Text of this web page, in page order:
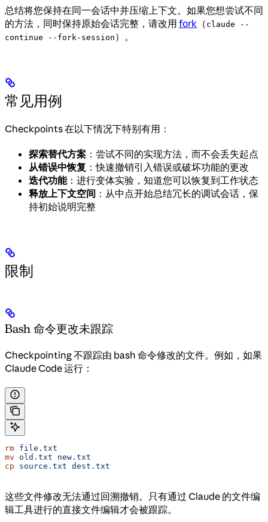
总结将您保持在同一会话中并压缩上下文。如果您想尝试不同
的方法，同时保持原始会话完整，请改用 fork （ claude --
continue --fork-session ）。
常见用例
Checkpoints 在以下情况下特别有用：
探索替代方案 ：尝试不同的实现方法，而不会丢失起点
从错误中恢复 ：快速撤销引入错误或破坏功能的更改
迭代功能：进行变体实验，知道您可以恢复到工作状态
释放上下文空间 ：从中点开始总结冗长的调试会话，保
持初始说明完整
限制
Bash 命令更改未跟踪
Checkpointing 不跟踪由 bash 命令修改的文件。例如，如果
Claude Code 运行：
rm file.txt
mv old.txt new.txt
cp source.txt dest.txt
这些文件修改无法通过回溯撤销。只有通过 Claude 的文件编
辑工具进行的直接文件编辑才会被跟踪。